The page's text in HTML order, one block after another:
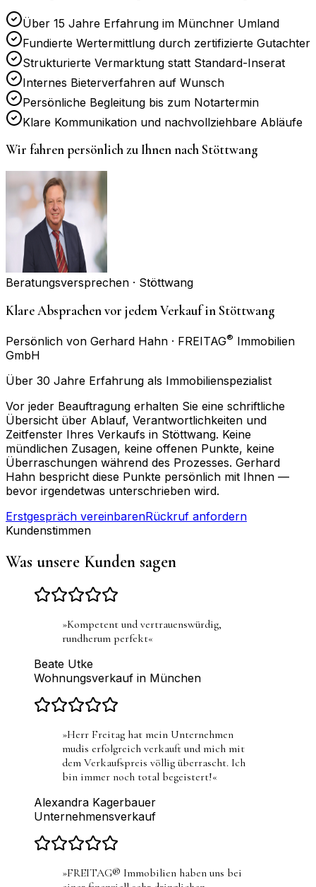
Über 15 Jahre Erfahrung im Münchner Umland
Fundierte Wertermittlung durch zertifizierte Gutachter
Strukturierte Vermarktung statt Standard-Inserat
Internes Bieterverfahren auf Wunsch
Persönliche Begleitung bis zum Notartermin
Klare Kommunikation und nachvollziehbare Abläufe
Wir fahren persönlich zu Ihnen nach Stöttwang
Beratungsversprechen · Stöttwang
Klare Absprachen vor jedem Verkauf in Stöttwang
Persönlich von Gerhard Hahn · FREITAG® Immobilien
GmbH
Über 30 Jahre Erfahrung als Immobilienspezialist
Vor jeder Beauftragung erhalten Sie eine schriftliche
Übersicht über Ablauf, Verantwortlichkeiten und
Zeitfenster Ihres Verkaufs in Stöttwang. Keine
mündlichen Zusagen, keine offenen Punkte, keine
Überraschungen während des Prozesses. Gerhard
Hahn bespricht diese Punkte persönlich mit Ihnen —
bevor irgendetwas unterschrieben wird.
Erstgespräch vereinbarenRückruf anfordern
Kundenstimmen
Was unsere Kunden sagen
»Kompetent und vertrauenswürdig,
rundherum perfekt«
Beate Utke
Wohnungsverkauf in München
»Herr Freitag hat mein Unternehmen
mudis erfolgreich verkauft und mich mit
dem Verkaufspreis völlig überrascht. Ich
bin immer noch total begeistert!«
Alexandra Kagerbauer
Unternehmensverkauf
»FREITAG® Immobilien haben uns bei